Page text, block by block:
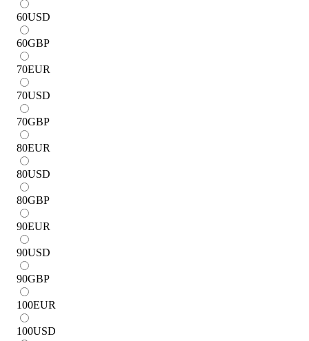
60USD
60GBP
70EUR
70USD
70GBP
80EUR
80USD
80GBP
90EUR
90USD
90GBP
100EUR
100USD